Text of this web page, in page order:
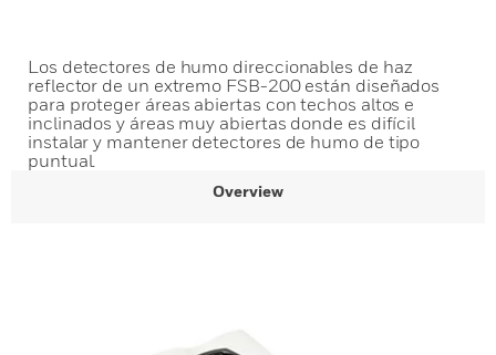
Los detectores de humo direccionables de haz
reflector de un extremo FSB-200 están diseñados
para proteger áreas abiertas con techos altos e
inclinados y áreas muy abiertas donde es difícil
instalar y mantener detectores de humo de tipo
puntual.
Overview